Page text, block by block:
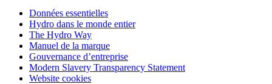
Données essentielles
Hydro dans le monde entier
The Hydro Way
Manuel de la marque
Gouvernance d’entreprise
Modern Slavery Transparency Statement
Website cookies